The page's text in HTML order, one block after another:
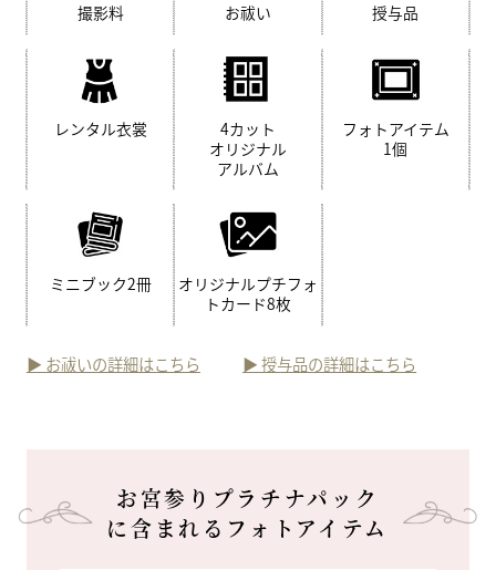
撮影料 お祓い 授与品
レンタル衣裳
4カット
オリジナル
アルバム
フォトアイテム
1個
ミニブック2冊
オリジナルプチフォ
トカード8枚
▶︎ お祓いの詳細はこちら ▶︎ 授与品の詳細はこちら
お宮参りプラチナパック
に含まれるフォトアイテム